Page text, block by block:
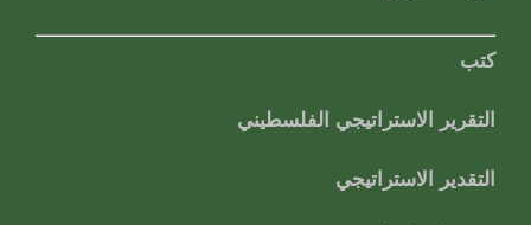
كتب
التقرير الاستراتيجي الفلسطيني
التقدير الاستراتيجي